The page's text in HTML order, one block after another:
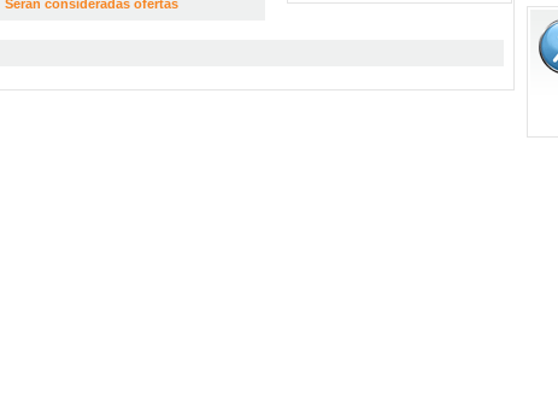
Serán consideradas ofertas